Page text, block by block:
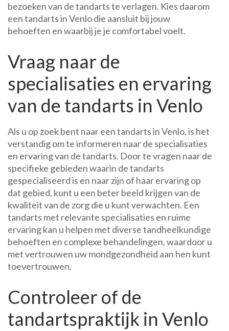
bezoeken van de tandarts te verlagen. Kies daarom
een tandarts in Venlo die aansluit bij jouw
behoeften en waarbij je je comfortabel voelt.
Vraag naar de
specialisaties en ervaring
van de tandarts in Venlo
Als u op zoek bent naar een tandarts in Venlo, is het
verstandig om te informeren naar de specialisaties
en ervaring van de tandarts. Door te vragen naar de
specifieke gebieden waarin de tandarts
gespecialiseerd is en naar zijn of haar ervaring op
dat gebied, kunt u een beter beeld krijgen van de
kwaliteit van de zorg die u kunt verwachten. Een
tandarts met relevante specialisaties en ruime
ervaring kan u helpen met diverse tandheelkundige
behoeften en complexe behandelingen, waardoor u
met vertrouwen uw mondgezondheid aan hen kunt
toevertrouwen.
Controleer of de
tandartspraktijk in Venlo